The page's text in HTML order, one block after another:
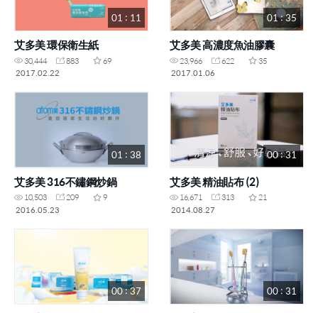
01 : 11
艾多美 環保衛生紙
30,444 883
69
2017.02.22
01 : 35
艾多美 高濃度魚油膠囊
23,966 622
35
2017.01.06
01 : 38
艾多美 316不鏽鋼炒鍋
10,503 209
9
2016.05.23
00 : 31
艾多美 精油貼布 (2)
16,671 313
21
2014.08.27
00 : 37 00 : 31